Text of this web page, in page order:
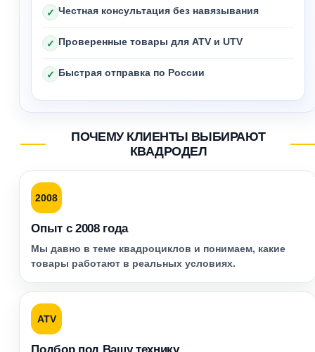
✓ Честная консультация без навязывания
✓ Проверенные товары для ATV и UTV
✓ Быстрая отправка по России
ПОЧЕМУ КЛИЕНТЫ ВЫБИРАЮТ
КВАДРОДЕЛ
2008
Опыт с 2008 года
Мы давно в теме квадроциклов и понимаем, какие
товары работают в реальных условиях.
ATV